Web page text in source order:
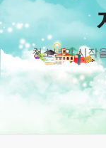
청소년의 시작